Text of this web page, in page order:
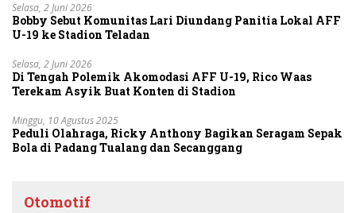
Selasa, 2 Juni 2026
Bobby Sebut Komunitas Lari Diundang Panitia Lokal AFF
U-19 ke Stadion Teladan
Selasa, 2 Juni 2026
Di Tengah Polemik Akomodasi AFF U-19, Rico Waas
Terekam Asyik Buat Konten di Stadion
Minggu, 10 Agustus 2025
Peduli Olahraga, Ricky Anthony Bagikan Seragam Sepak
Bola di Padang Tualang dan Secanggang
Otomotif